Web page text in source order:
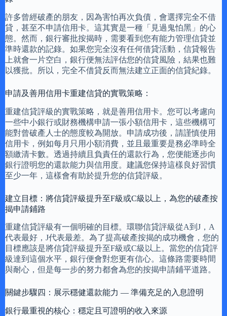
許多曾經破產的朋友，因為害怕再次負債，會選擇完全不借
貸，甚至不申請信用卡。這其實是一種「見過鬼怕黑」的心
態。然而，銀行審批按揭時，需要看到您有能力管理信貸並
準時還款的記錄。如果您完全沒有任何借貸活動，信貸報告
上就會一片空白，銀行便無法評估您的信貸風險，結果也難
以獲批。所以，完全不借貸反而無法建立正面的信貸紀錄。
申請及善用信用卡重建信貸的實戰策略：
重建信貸評級的實戰策略，就是善用信用卡。您可以考慮向
一些中小銀行或財務機構申請一張小額信用卡，這些機構可
能對曾破產人士的態度較為開放。申請成功後，請謹慎使用
信用卡，例如每月只用小額消費，並且最重要是務必準時全
額繳清卡數。透過持續且負責任的還款行為，您便能逐步向
銀行證明您的還款能力與信用度。建議您保持這樣良好習慣
至少一年，這樣會有助於提升您的信貸評級。
建立目標：將信貸評級提升至F級或C級以上，為您的破產按
揭申請鋪路
重建信貸評級有一個明確的目標。環聯信貸評級從A到J，A
代表最好，J代表最差。為了提高破產按揭的成功機會，您的
目標應該是將信貸評級提升至F級或C級以上。當您的信貸評
級達到這個水平，銀行便會對您更有信心。這條路需要時間
與耐心，但是每一步的努力都會為您的按揭申請鋪平道路。
關鍵步驟四：展示穩健還款能力 — 準備充足的入息證明
銀行最重視的核心：穩定且可證明的收入來源